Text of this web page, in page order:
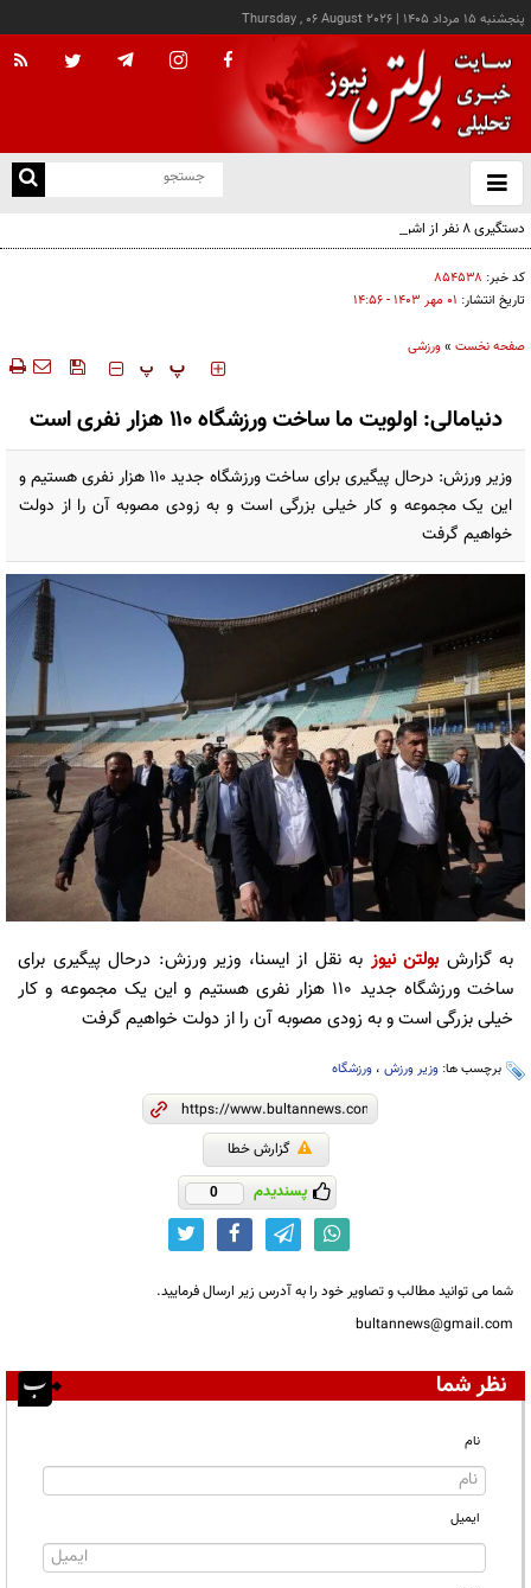
پنجشنبه ۱۵ مرداد ۱۴۰۵ |
Thursday , 06 August 2026
باز
و
دستگیری ۸ نفر از اشرار مسلح شاخص و مرتبطین گروهک‌های تروریستی
کد خبر: ۸۵۴۵۳۸
تاریخ انتشار: ۰۱ مهر ۱۴۰۳ - ۱۴:۵۶
صفحه نخست »ورزشی
‍‍‍ پ پ
دنیامالی: اولویت ما ساخت ورزشگاه ۱۱۰ هزار نفری است
وزیر ورزش: درحال پیگیری برای ساخت ورزشگاه جدید ۱۱۰ هزار نفری هستیم و
این یک مجموعه و کار خیلی بزرگی است و به زودی مصوبه آن را از دولت
خواهیم گرفت
به گزارشبولتن نیوز به نقل از ایسنا، وزیر ورزش: درحال پیگیری برای
ساخت ورزشگاه جدید ۱۱۰ هزار نفری هستیم و این یک مجموعه و کار
خیلی بزرگی است و به زودی مصوبه آن را از دولت خواهیم گرفت
برچسب ها: وزیر ورزش ، ورزشگاه‌
گزارش خطا
پسندیدم 0
شما می توانید مطالب و تصاویر خود را به آدرس زیر ارسال فرمایید.
bultannews@gmail.com
نظر شما
نام
ایمیل